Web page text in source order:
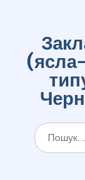
Шукати: